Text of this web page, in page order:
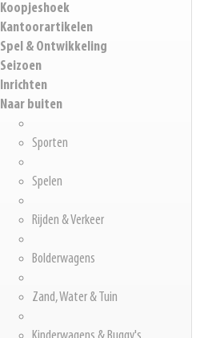
Koopjeshoek
Kantoorartikelen
Spel & Ontwikkeling
Seizoen
Inrichten
Naar buiten
Sporten
Spelen
Rijden & Verkeer
Bolderwagens
Zand, Water & Tuin